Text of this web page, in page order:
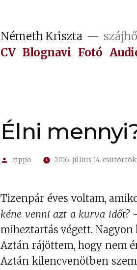
Németh Kriszta
CV Blognavi Fotó
Élni
Szerző:
cippo 2016. július 14. csütörtök
Tizenpár éves voltam,
kéne venni azt a kurva időt?
miheztartás végett.
Aztán rájöttem, hogy nem
Aztán kilencvenötben